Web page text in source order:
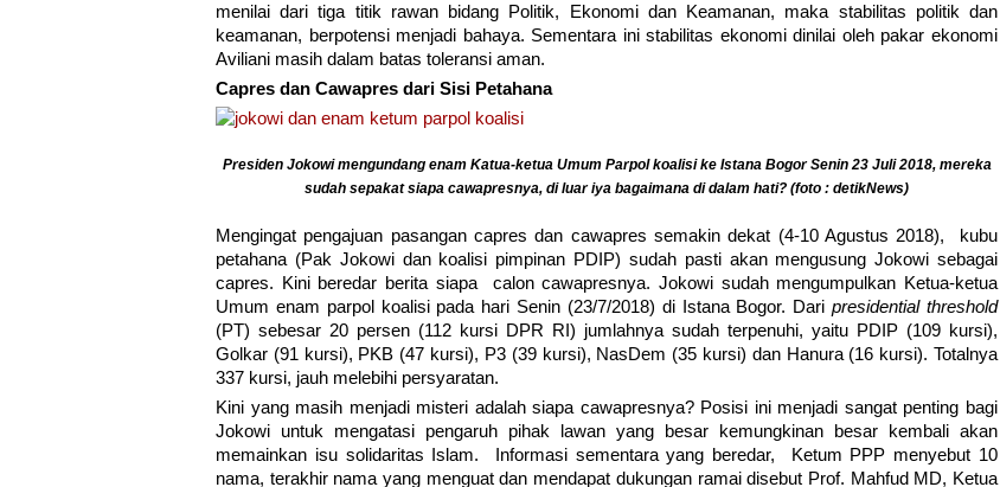
menilai dari tiga titik rawan bidang Politik, Ekonomi dan Keamanan, maka stabilitas politik dan
keamanan, berpotensi menjadi bahaya. Sementara ini stabilitas ekonomi dinilai oleh pakar ekonomi
Aviliani masih dalam batas toleransi aman.
Capres dan Cawapres dari Sisi Petahana
Presiden Jokowi mengundang enam Katua-ketua Umum Parpol koalisi ke Istana Bogor Senin 23 Juli 2018, mereka
sudah sepakat siapa cawapresnya, di luar iya bagaimana di dalam hati? (foto : detikNews)
Mengingat pengajuan pasangan capres dan cawapres semakin dekat (4-10 Agustus 2018), kubu
petahana (Pak Jokowi dan koalisi pimpinan PDIP) sudah pasti akan mengusung Jokowi sebagai
capres. Kini beredar berita siapa calon cawapresnya. Jokowi sudah mengumpulkan Ketua-ketua
Umum enam parpol koalisi pada hari Senin (23/7/2018) di Istana Bogor. Daripresidential threshold
(PT) sebesar 20 persen (112 kursi DPR RI) jumlahnya sudah terpenuhi, yaitu PDIP (109 kursi),
Golkar (91 kursi), PKB (47 kursi), P3 (39 kursi), NasDem (35 kursi) dan Hanura (16 kursi). Totalnya
337 kursi, jauh melebihi persyaratan.
Kini yang masih menjadi misteri adalah siapa cawapresnya? Posisi ini menjadi sangat penting bagi
Jokowi untuk mengatasi pengaruh pihak lawan yang besar kemungkinan besar kembali akan
memainkan isu solidaritas Islam. Informasi sementara yang beredar, Ketum PPP menyebut 10
nama, terakhir nama yang menguat dan mendapat dukungan ramai disebut Prof. Mahfud MD, Ketua